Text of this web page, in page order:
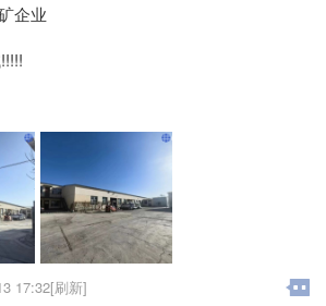
企业
】三一重工配件厂
白班岗位[太阳]
、叉车司机
生产计划完成生产任务，配合设备生产
力活
00-20：00（中途休息一个半小时），上
20元/小时 叉车司机22元/小时，免费住
17:32[刷新]